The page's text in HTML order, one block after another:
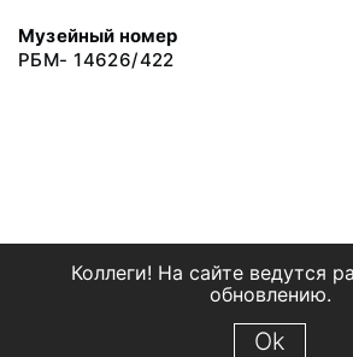
Музейный номер
РБМ- 14626/422
Коллеги! На сайте ведутся
обновлению.
Ok